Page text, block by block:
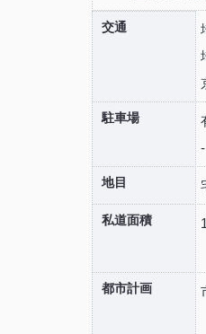
交通
駐車場
-
地目
私道面積
都市計画